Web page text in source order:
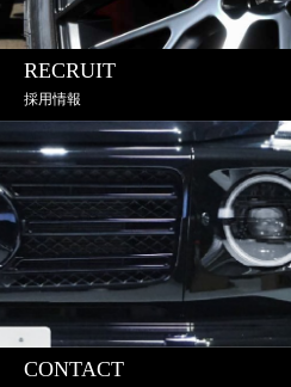
RECRUIT
採用情報
CONTACT